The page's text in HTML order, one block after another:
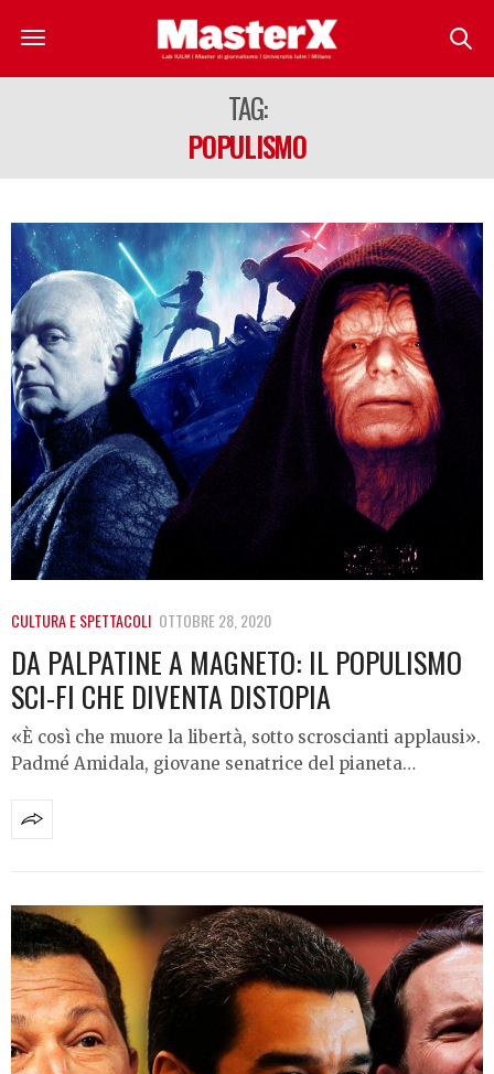
TAG:
POPULISMO
CULTURA E SPETTACOLI OTTOBRE 28, 2020
DA PALPATINE A MAGNETO: IL POPULISMO
SCI-FI CHE DIVENTA DISTOPIA
«È così che muore la libertà, sotto scroscianti applausi».
Padmé Amidala, giovane senatrice del pianeta…